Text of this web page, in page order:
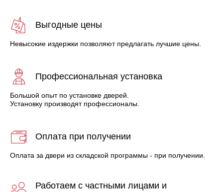
Выгодные цены
Невысокие издержки позволяют предлагать лучшие цены.
Профессиональная установка
Большой опыт по установке дверей.
Установку производят профессионалы.
Оплата при получении
Оплата за двери из складской программы - при получении.
Работаем с частными лицами и